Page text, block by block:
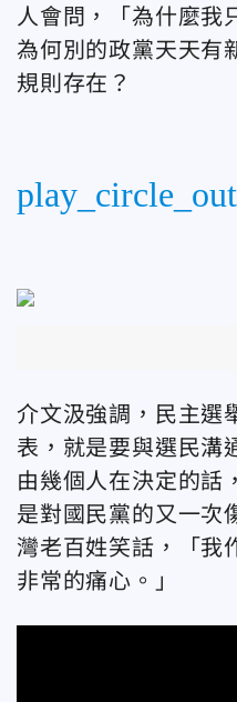
人會問，「為什麼我
為何別的政黨天天有
規則存在？
介文汲強調，民主選
表，就是要與選民溝
由幾個人在決定的話
是對國民黨的又一次
灣老百姓笑話，「我
非常的痛心。」